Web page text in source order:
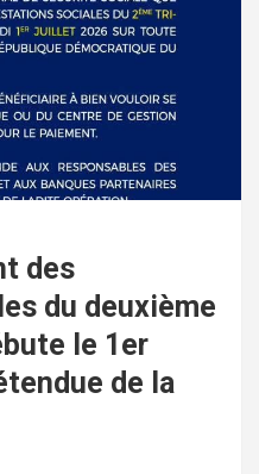
des
du deuxième
le 1er
de la